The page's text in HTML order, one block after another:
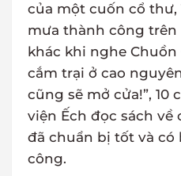
của một cuốn cổ thư,
mưa thành công trên
khác khi nghe Chuồn
cắm trại ở cao
cũng sẽ mở cửa!”, 10
viện Ếch đọc sách về
đã chuẩn bị tốt và có
công.